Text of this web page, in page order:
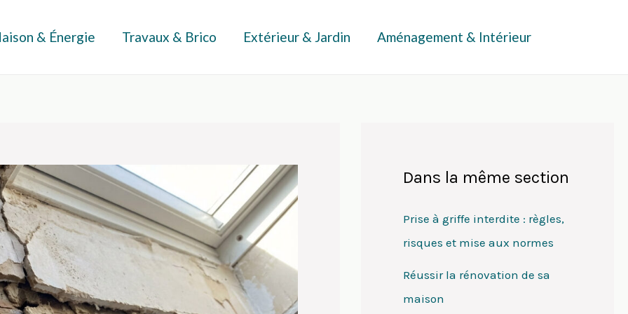
& Énergie Travaux & Brico Extérieur & Jardin Aménagement & Intérieur
Dans la même section
Prise à griffe interdite : règles,
risques et mise aux normes
Réussir la rénovation de sa
maison